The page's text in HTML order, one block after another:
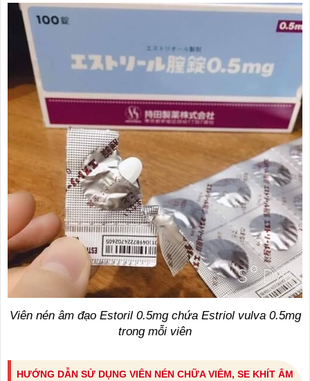
Viên nén âm đạo Estoril 0.5mg chứa Estriol vulva 0.5mg
trong mỗi viên
HƯỚNG DẪN SỬ DỤNG VIÊN NÉN CHỮA VIÊM, SE KHÍT ÂM